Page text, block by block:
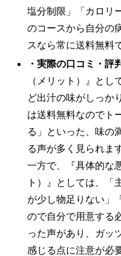
塩分制限」「カロリ
のコースから自分の
スなら常に送料無料
・実際の口コミ・評
（メリット）』とし
ど出汁の味がしっか
は送料無料なのでト
る」といった、味の
る声が多く見られま
一方で、『具体的な
ト）』としては、「
が少し物足りない」
ので自分で用意する
った声があり、ガッ
感じる点に注意が必